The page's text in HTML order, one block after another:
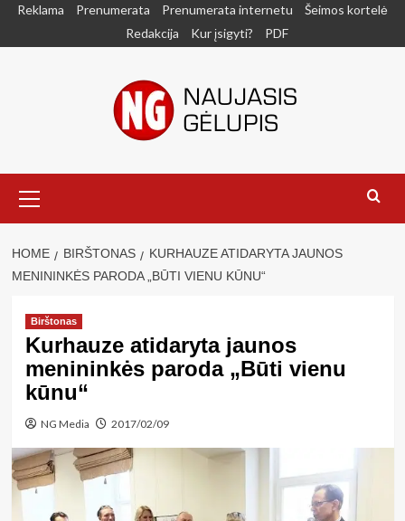
SkipReklama Prenumerata Prenumerata internetu
Šeimos kortelė
Redakcija
Kur įsigyti? PDF
Menu
HOME BIRŠTONAS
KURHAUZE ATIDARYTA JAUNOS
MENININKĖS PARODA „BŪTI VIENU KŪNU“
Birštonas
Kurhauze atidaryta jaunos
menininkės paroda „Būti vienu
kūnu“
NG Media 2017/02/09